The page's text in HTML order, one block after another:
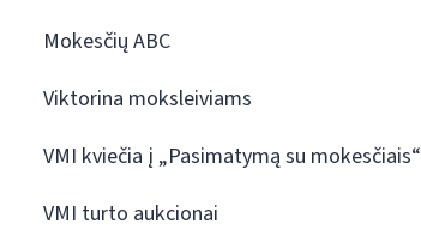
Mokesčių ABC
Viktorina moksleiviams
VMI kviečia į „Pasimatymą su mokesčiais“
VMI turto aukcionai